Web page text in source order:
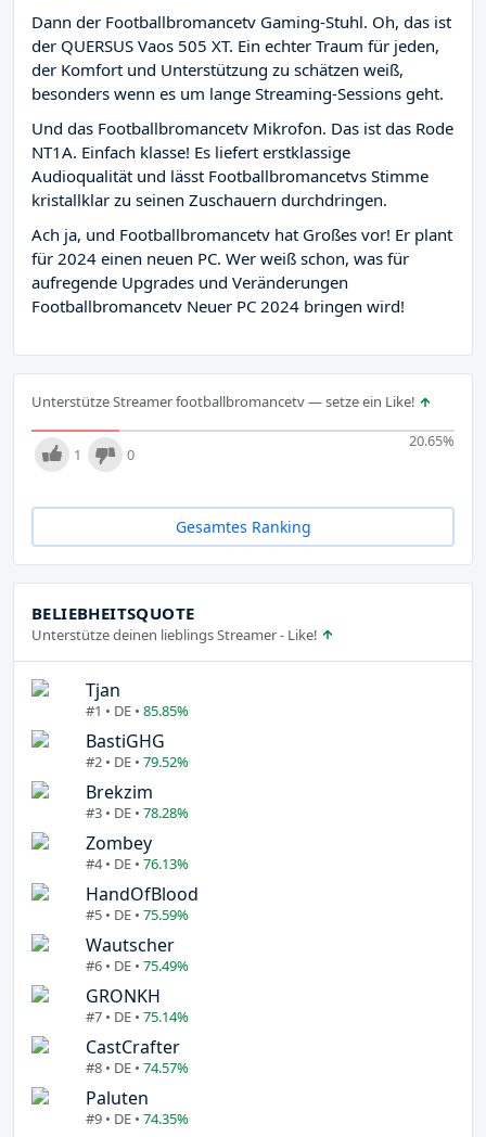
Dann der Footballbromancetv Gaming-Stuhl. Oh, das ist
der QUERSUS Vaos 505 XT. Ein echter Traum für jeden,
der Komfort und Unterstützung zu schätzen weiß,
besonders wenn es um lange Streaming-Sessions geht.
Und das Footballbromancetv Mikrofon. Das ist das Rode
NT1A. Einfach klasse! Es liefert erstklassige
Audioqualität und lässt Footballbromancetvs Stimme
kristallklar zu seinen Zuschauern durchdringen.
Ach ja, und Footballbromancetv hat Großes vor! Er plant
für 2024 einen neuen PC. Wer weiß schon, was für
aufregende Upgrades und Veränderungen
Footballbromancetv Neuer PC 2024 bringen wird!
Unterstütze Streamer footballbromancetv — setze ein Like!
20.65%
1 0
Gesamtes Ranking
BELIEBHEITSQUOTE
Unterstütze deinen lieblings Streamer - Like!
Tjan
#1 • DE • 85.85%
BastiGHG
#2 • DE • 79.52%
Brekzim
#3 • DE • 78.28%
Zombey
#4 • DE • 76.13%
HandOfBlood
#5 • DE • 75.59%
Wautscher
#6 • DE • 75.49%
GRONKH
#7 • DE • 75.14%
CastCrafter
#8 • DE • 74.57%
Paluten
#9 • DE • 74.35%